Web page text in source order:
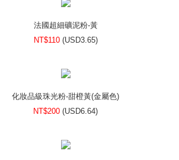
法國超細礦泥粉-黃
NT$110 (USD3.65)
化妝品級珠光粉-甜橙黃(金屬色)
NT$200 (USD6.64)